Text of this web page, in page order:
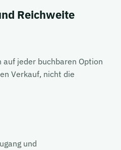
Reichweite
jeder buchbaren Option
Verkauf, nicht die
und